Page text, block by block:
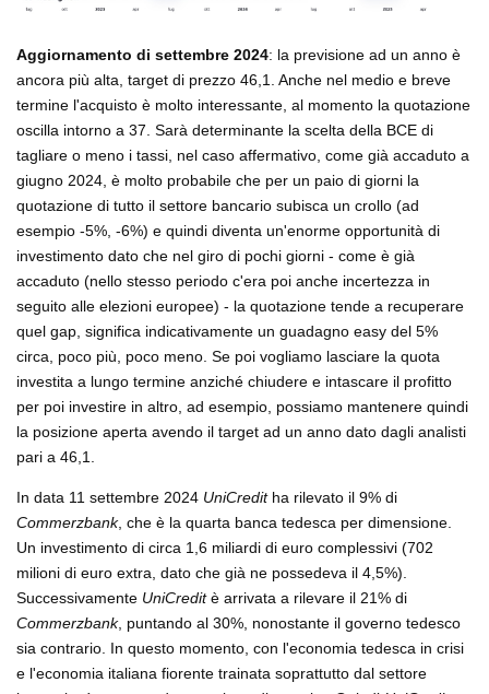
Aggiornamento di settembre 2024: la previsione ad un anno è
ancora più alta, target di prezzo 46,1. Anche nel medio e breve
termine l'acquisto è molto interessante, al momento la quotazione
oscilla intorno a 37. Sarà determinante la scelta della BCE di
tagliare o meno i tassi, nel caso affermativo, come già accaduto a
giugno 2024, è molto probabile che per un paio di giorni la
quotazione di tutto il settore bancario subisca un crollo (ad
esempio -5%, -6%) e quindi diventa un'enorme opportunità di
investimento dato che nel giro di pochi giorni - come è già
accaduto (nello stesso periodo c'era poi anche incertezza in
seguito alle elezioni europee) - la quotazione tende a recuperare
quel gap, significa indicativamente un guadagno easy del 5%
circa, poco più, poco meno. Se poi vogliamo lasciare la quota
investita a lungo termine anziché chiudere e intascare il profitto
per poi investire in altro, ad esempio, possiamo mantenere quindi
la posizione aperta avendo il target ad un anno dato dagli analisti
pari a 46,1.
In data 11 settembre 2024 UniCreditha rilevato il 9% di
Commerzbank, che è la quarta banca tedesca per dimensione.
Un investimento di circa 1,6 miliardi di euro complessivi (702
milioni di euro extra, dato che già ne possedeva il 4,5%).
Successivamente UniCreditè arrivata a rilevare il 21% di
Commerzbank, puntando al 30%, nonostante il governo tedesco
sia contrario. In questo momento, con l'economia tedesca in crisi
e l'economia italiana fiorente trainata soprattutto dal settore